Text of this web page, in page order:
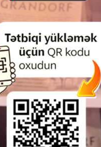
(0 Отзывы)
Масса
Купить
120.00 B наличии